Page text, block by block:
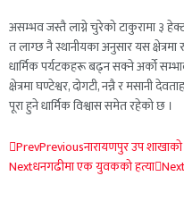
असम्भव जस्तै लाग्ने चुरेको टाकुरामा ३
त लाग्छ नै स्थानीयका अनुसार यस
धार्मिक पर्यटकहरू बढ्न सक्ने अर्को
क्षेत्रमा घण्टेश्वर, दोगटी, नन्नै र मसानी
पूरा हुने धार्मिक विश्वास समेत रहेको छ ।
PrevPreviousनारायणपुर उप
Nextधनगढीमा एक युवकको हत्या